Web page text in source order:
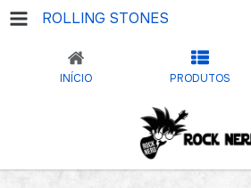
ROLLING STONES
INÍCIO PRODUTOS